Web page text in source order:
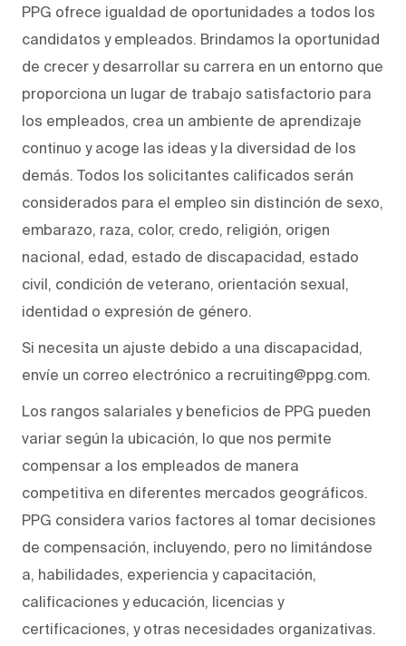
PPG ofrece igualdad de oportunidades a todos los
candidatos y empleados. Brindamos la oportunidad
de crecer y desarrollar su carrera en un entorno que
proporciona un lugar de trabajo satisfactorio para
los empleados, crea un ambiente de aprendizaje
continuo y acoge las ideas y la diversidad de los
demás. Todos los solicitantes calificados serán
considerados para el empleo sin distinción de sexo,
embarazo, raza, color, credo, religión, origen
nacional, edad, estado de discapacidad, estado
civil, condición de veterano, orientación sexual,
identidad o expresión de género.
Si necesita un ajuste debido a una discapacidad,
envíe un correo electrónico a recruiting@ppg.com.
Los rangos salariales y beneficios de PPG pueden
variar según la ubicación, lo que nos permite
compensar a los empleados de manera
competitiva en diferentes mercados geográficos.
PPG considera varios factores al tomar decisiones
de compensación, incluyendo, pero no limitándose
a, habilidades, experiencia y capacitación,
calificaciones y educación, licencias y
certificaciones, y otras necesidades organizativas.